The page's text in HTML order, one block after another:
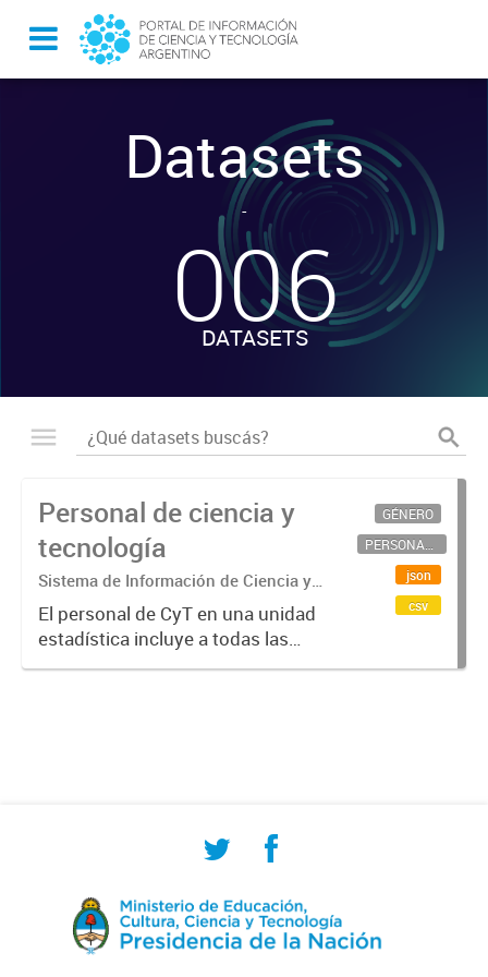
Datasets
-
006
DATASETS
Personal de ciencia y
tecnología
Sistema de Información de Ciencia y
Tecnología Argentino (SICYTAR)
El personal de CyT en una unidad
estadística incluye a todas las
personas involucradas
GÉNERO
PERSONAL CIENTÍFICO-TECNOLÓGICO
json
csv